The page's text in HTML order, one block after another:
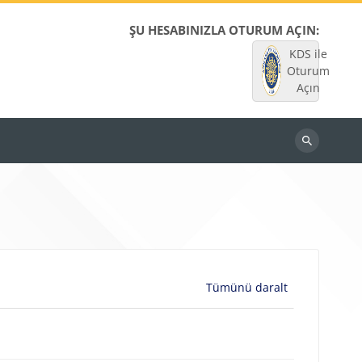
ŞU HESABINIZLA OTURUM AÇIN:
KDS ile
Oturum
Açın
Dersleri
Tümünü daralt